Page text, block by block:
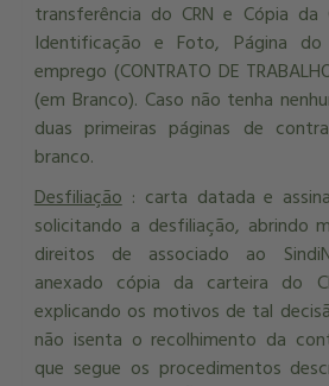
transferência do CRN e Cópia da
Identificação e Foto, Página
emprego (CONTRATO DE
(em Branco). Caso não tenha
duas primeiras páginas de
branco.
Desfiliação : carta datada e
solicitando a desfiliação, abrindo
direitos de associado ao
anexado cópia da carteira do
explicando os motivos de tal
não isenta o recolhimento da
que segue os procedimentos